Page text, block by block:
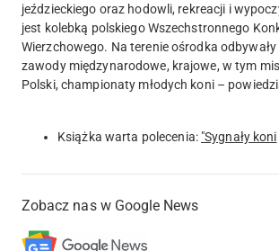
jeździeckiego oraz hodowli, rekreacji i
jest kolebką polskiego Wszechstronnego
Wierzchowego. Na terenie ośrodka
zawody międzynarodowe, krajowe, w tym
Polski, championaty młodych koni –
Książka warta polecenia: "Sygnały koni
Zobacz nas w Google News